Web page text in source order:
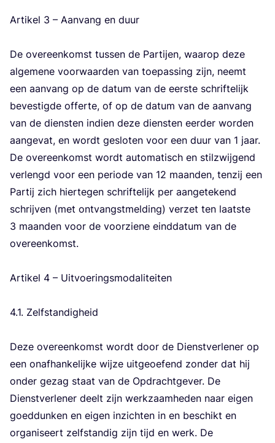
Arti­kel 3 – Aan­vang en duur
De over­een­komst tus­sen de Par­tij­en, waar­op deze
alge­me­ne voor­waar­den van toe­pas­sing zijn, neemt
een aan­vang op de datum van de eer­ste schrif­te­lijk
beves­tig­de offer­te, of op de datum van de aan­vang
van de dien­sten indien deze dien­sten eer­der wor­den
aan­ge­vat, en wordt geslo­ten voor een duur van 1 jaar.
De over­een­komst wordt auto­ma­tisch en stil­zwij­gend
ver­lengd voor een peri­o­de van 12 maan­den, ten­zij een
Par­tij zich hier­te­gen schrif­te­lijk per aan­ge­te­kend
schrij­ven (met ont­vangst­mel­ding) ver­zet ten laat­ste
3 maan­den voor de voor­zie­ne eind­da­tum van de
over­een­komst.
Arti­kel 4 – Uit­voe­rings­mo­da­li­tei­ten
4.1. Zelf­stan­dig­heid
Deze over­een­komst wordt door de Dienst­ver­le­ner op
een onaf­han­ke­lij­ke wij­ze uit­ge­oe­fend zon­der dat hij
onder gezag staat van de Opdracht­ge­ver. De
Dienst­ver­le­ner deelt zijn werk­zaam­he­den naar eigen
goed­dun­ken en eigen inzich­ten in en beschikt en
orga­ni­seert zelf­stan­dig zijn tijd en werk. De